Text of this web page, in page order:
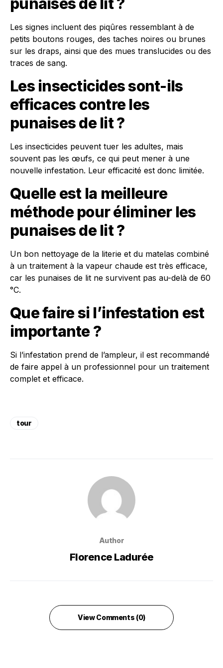
Les signes incluent des piqûres ressemblant à de
petits boutons rouges, des taches noires ou brunes
sur les draps, ainsi que des mues translucides ou des
traces de sang.
Les insecticides sont-ils
efficaces contre les
punaises de lit ?
Les insecticides peuvent tuer les adultes, mais
souvent pas les œufs, ce qui peut mener à une
nouvelle infestation. Leur efficacité est donc limitée.
Quelle est la meilleure
méthode pour éliminer les
punaises de lit ?
Un bon nettoyage de la literie et du matelas combiné
à un traitement à la vapeur chaude est très efficace,
car les punaises de lit ne survivent pas au-delà de 60
°C.
Que faire si l’infestation est
importante ?
Si l’infestation prend de l’ampleur, il est recommandé
de faire appel à un professionnel pour un traitement
complet et efficace.
tour
Author
Florence Ladurée
View Comments (0)